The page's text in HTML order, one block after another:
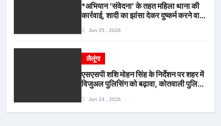
*अभियान ‘संवेदना’ के तहत महिला थाना की
कार्रवाई, शादी का झांसा देकर दुष्कर्म करने वाला
Jun 25 , 2026
लैलूंगा
एसएसपी शशि मोहन सिंह के निर्देशन पर शहर में
विजुअल पुलिसिंग को बढ़ावा, कोतवाली पुलिस
Jun 24 , 2026